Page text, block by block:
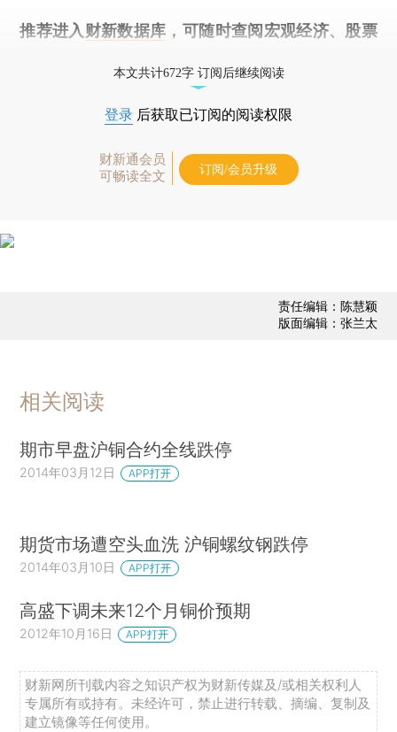
推荐进入 财新数据库 ，可随时查阅宏观经济、股票
本文共计672字 订阅后继续阅读
登录 后获取已订阅的阅读权限
财新通会员
可畅读全文
订阅/会员升级
责任编辑：陈慧颖
版面编辑：张兰太
相关阅读
期市早盘沪铜合约全线跌停
2014年03月12日 APP打开
期货市场遭空头血洗 沪铜螺纹钢跌停
2014年03月10日 APP打开
高盛下调未来12个月铜价预期
2012年10月16日 APP打开
财新网所刊载内容之知识产权为财新传媒及/或相关权利人
专属所有或持有。未经许可，禁止进行转载、摘编、复制及
建立镜像等任何使用。